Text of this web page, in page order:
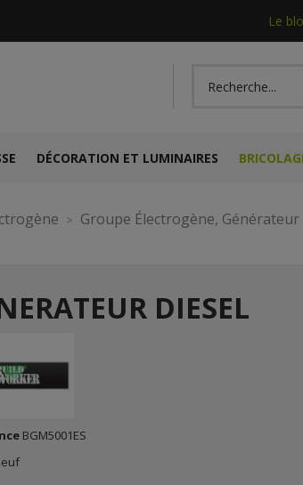
Le
DÉCORATION ET LUMINAIRES
Groupe Électrogène, Générateur
DIESEL
BGM5001ES